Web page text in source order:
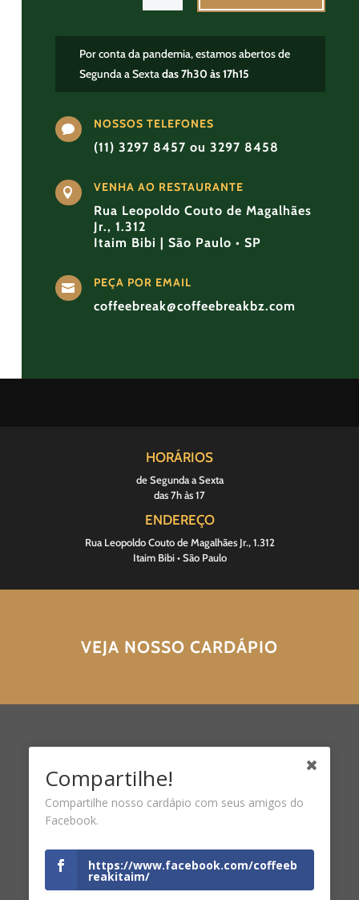
Por conta da pandemia, estamos abertos de
Segunda a Sextadas 7h30 às 17h15
 NOSSOS TELEFONES
(11) 3297 8457 ou 3297 8458
 VENHA AO RESTAURANTE
Rua Leopoldo Couto de Magalhães
Jr., 1.312
Itaim Bibi | São Paulo • SP
 PEÇA POR EMAIL
coffeebreak@coffeebreakbz.com
HORÁRIOS
de Segunda a Sexta
das 7h às 17
ENDEREÇO
Rua Leopoldo Couto de Magalhães Jr., 1.312
Itaim Bibi • São Paulo
VEJA NOSSO CARDÁPIO
Compartilhe!
Compartilhe nosso cardápio com seus amigos do
Facebook.
https://www.facebook.com/coffeeb
reakitaim/